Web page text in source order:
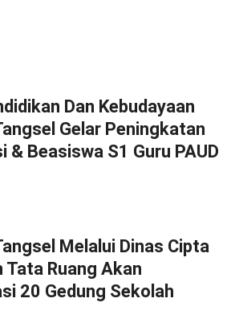
Dan Kebudayaan
Gelar Peningkatan
& Beasiswa S1 Guru PAUD
Melalui Dinas Cipta
Tata Ruang Akan
20 Gedung Sekolah